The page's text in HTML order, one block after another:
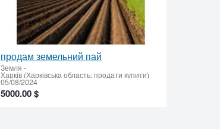
продам земельний пай
Земля -
Харків (Харківська область: продати купити)
05/08/2024
5000.00 $